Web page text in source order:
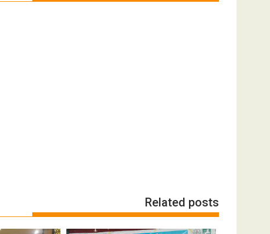
Related posts